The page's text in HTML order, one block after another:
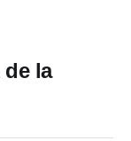
de la